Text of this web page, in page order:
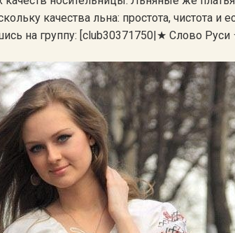
качества льна: простота, чистота и
на группу: [club30371750|★ Слово Руси